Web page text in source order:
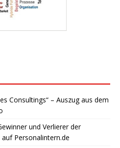
Consultings“ – Auszug aus dem
und Verlierer der
Personalintern.de